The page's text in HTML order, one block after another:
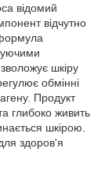
відомий
відчутно
шкіру
обмінні
Продукт
глибоко живить
шкірою.
здоров'я